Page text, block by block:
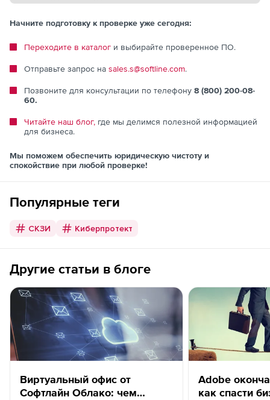
Начните подготовку к проверке уже сегодня:
Переходите в каталог и выбирайте проверенное ПО.
Отправьте запрос на sales.s@softline.com.
Позвоните для консультации по телефону 8 (800) 200-08-
60.
Читайте наш блог, где мы делимся полезной информацией
для бизнеса.
Мы поможем обеспечить юридическую чистоту и
спокойствие при любой проверке!
Популярные теги
СКЗИ Киберпротект
Другие статьи в блоге
Виртуальный офис от
Софтлайн Облако: чем
Adobe
как спасти